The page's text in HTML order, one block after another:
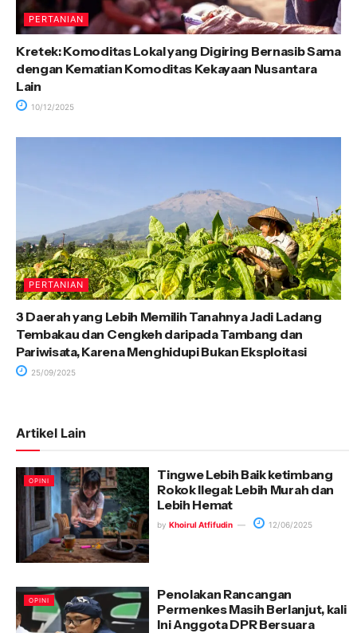
PERTANIAN
Kretek: Komoditas Lokal yang Digiring Bernasib Sama
dengan Kematian Komoditas Kekayaan Nusantara
Lain
10/12/2025
PERTANIAN
3 Daerah yang Lebih Memilih Tanahnya Jadi Ladang
Tembakau dan Cengkeh daripada Tambang dan
Pariwisata, Karena Menghidupi Bukan Eksploitasi
25/09/2025
Artikel Lain
OPINI
Tingwe Lebih Baik ketimbang
Rokok Ilegal: Lebih Murah dan
Lebih Hemat
by Khoirul Atfifudin 12/06/2025
OPINI
Penolakan Rancangan
Permenkes Masih Berlanjut, kali
Ini Anggota DPR Bersuara